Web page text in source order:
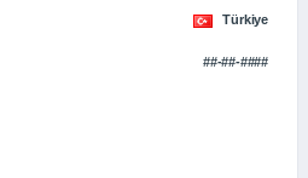
Türkiye
##-##-####